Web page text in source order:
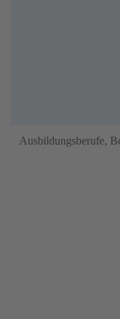
Ausbildungsberufe,